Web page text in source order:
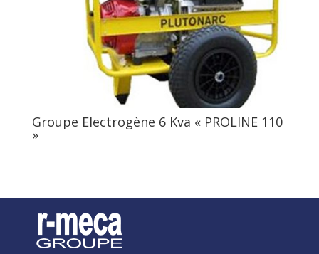
Groupe Electrogène 6 Kva « PROLINE 110
»